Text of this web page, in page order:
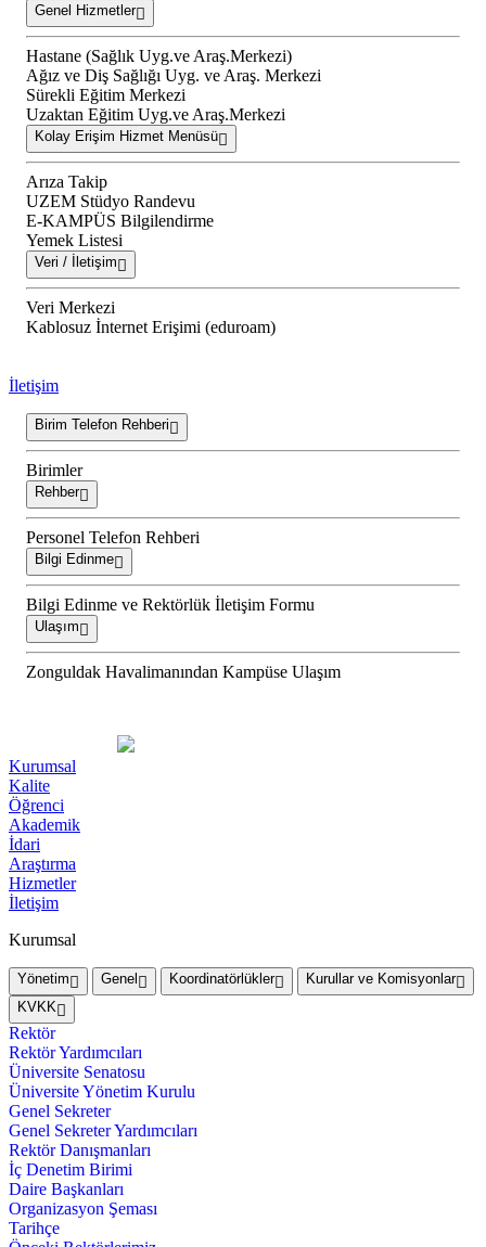
Genel Hizmetler
Hastane (Sağlık Uyg.ve Araş.Merkezi)
Ağız ve Diş Sağlığı Uyg. ve Araş. Merkezi
Sürekli Eğitim Merkezi
Uzaktan Eğitim Uyg.ve Araş.Merkezi
Kolay Erişim Hizmet Menüsü
Arıza Takip
UZEM Stüdyo Randevu
E-KAMPÜS Bilgilendirme
Yemek Listesi
Veri / İletişim
Veri Merkezi
Kablosuz İnternet Erişimi (eduroam)
İletişim
Birim Telefon Rehberi
Birimler
Rehber
Personel Telefon Rehberi
Bilgi Edinme
Bilgi Edinme ve Rektörlük İletişim Formu
Ulaşım
Zonguldak Havalimanından Kampüse Ulaşım
Kurumsal
Kalite
Öğrenci
Akademik
İdari
Araştırma
Hizmetler
İletişim
Kurumsal
Yönetim Genel Koordinatörlükler
Kurullar ve Komisyonlar
KVKK
Rektör
Rektör Yardımcıları
Üniversite Senatosu
Üniversite Yönetim Kurulu
Genel Sekreter
Genel Sekreter Yardımcıları
Rektör Danışmanları
İç Denetim Birimi
Daire Başkanları
Organizasyon Şeması
Tarihçe